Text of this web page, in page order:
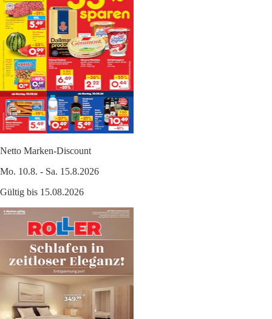
Netto Marken-Discount
Mo. 10.8. - Sa. 15.8.2026
Gültig bis 15.08.2026